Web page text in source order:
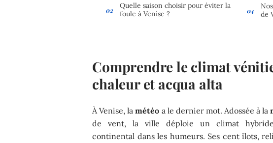
Quelle saison choisir pour éviter la
foule à Venise ?
de
Comprendre le climat
chaleur et acqua alta
À Venise, lamétéo a le dernier mot. Adossée à la
de vent, la ville déploie un climat hybride
continental dans les humeurs. Ses cent îlots,